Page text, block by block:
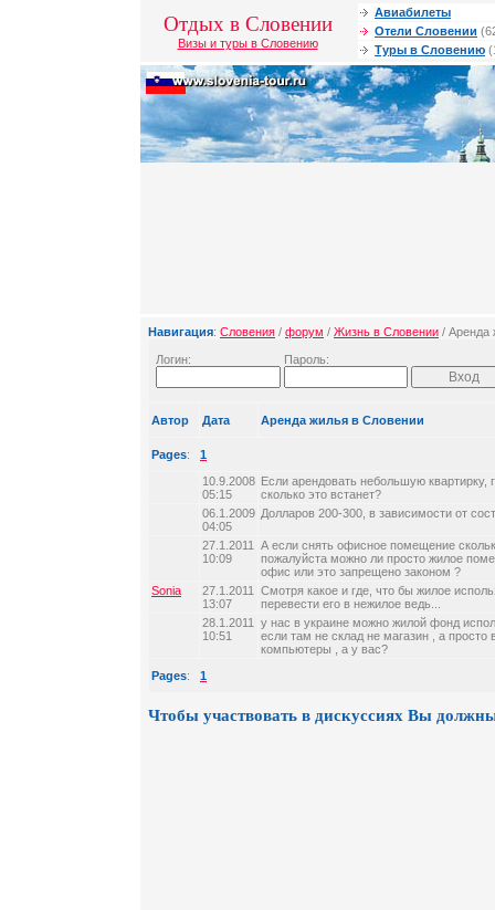
Отдых в Словении
Визы и туры в Словению
Авиабилеты
Отели Словении
Туры в Словению
Навигация: Словения / форум / Жизнь в Словении / Аренда
Логин: Пароль:
Автор Дата Аренда жилья в Словении
Pages: 1
10.9.2008
05:15
Если арендовать небольшую квартирку,
сколько это встанет?
06.1.2009
04:05
Долларов 200-300, в зависимости от
27.1.2011
10:09
А если снять офисное помещение
пожалуйста можно ли просто жилое
офис или это запрещено законом ?
Sonia
27.1.2011
13:07
Смотря какое и где, что бы жилое
перевести его в нежилое ведь...
28.1.2011
10:51
у нас в украине можно жилой фонд
если там не склад не магазин , а просто
компьютеры , а у вас?
Pages: 1
Чтобы участвовать в дискуссиях Вы